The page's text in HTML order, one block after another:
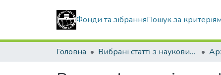
Фонди та зібранняПошук за
Головна Вибрані статті з наукових збірників КНУБА